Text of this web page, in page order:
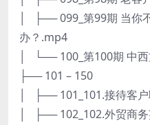
│ ├── 099_第99期 当你
办？.mp4
│ └── 100_第100期 中
├── 101 – 150
│ ├── 101_101.接待客
│ ├── 102_102.外贸商